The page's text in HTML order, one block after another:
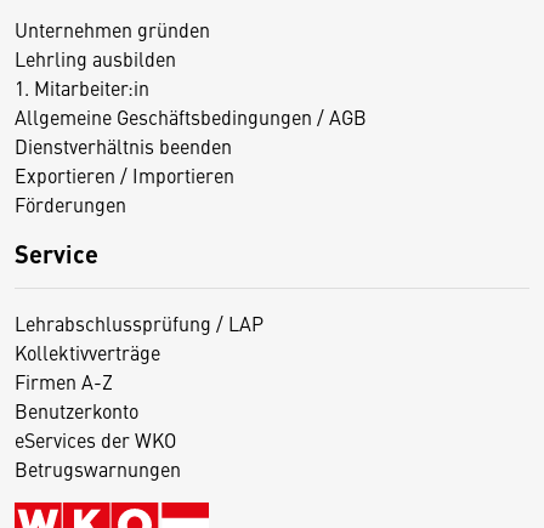
Unternehmen gründen
Lehrling ausbilden
1. Mitarbeiter:in
Allgemeine Geschäftsbedingungen / AGB
Dienstverhältnis beenden
Exportieren / Importieren
Förderungen
Service
Lehrabschlussprüfung / LAP
Kollektivverträge
Firmen A-Z
Benutzerkonto
eServices der WKO
Betrugswarnungen